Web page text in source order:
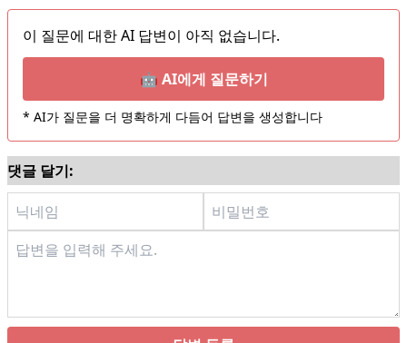
이 질문에 대한 AI 답변이 아직 없습니다.
🤖 AI에게 질문하기
* AI가 질문을 더 명확하게 다듬어 답변을 생성합니다
댓글 달기: